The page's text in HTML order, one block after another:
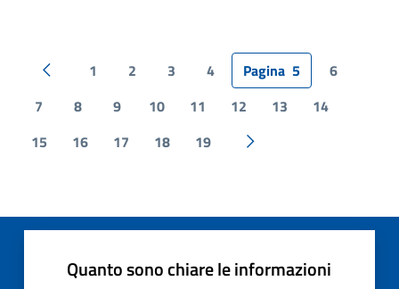
Pagina precedente
1 2 3 4 Pagina 5
6
7
8 9 10 11 12 13
14
15
16 17 18 19 Pagina successiva
Quanto sono chiare le informazioni